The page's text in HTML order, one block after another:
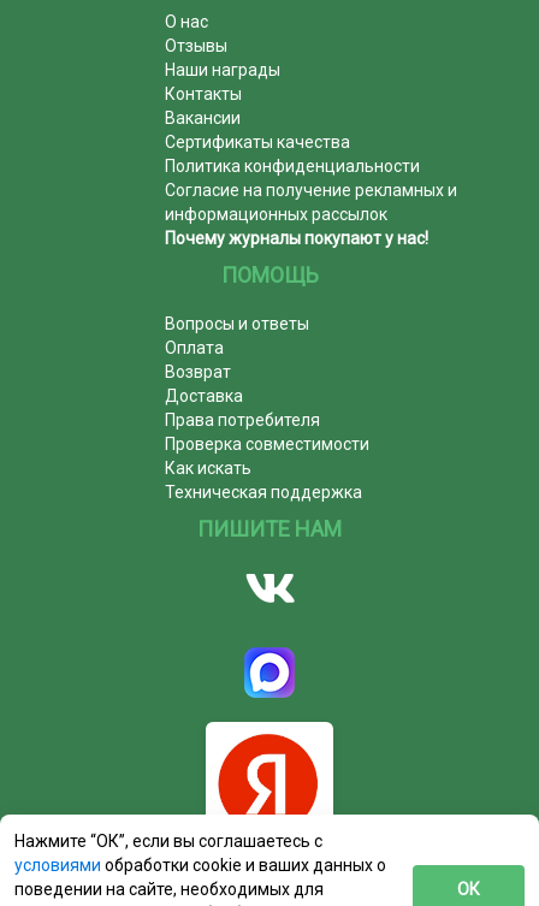
О нас
Отзывы
Наши награды
Контакты
Вакансии
Сертификаты качества
Политика конфиденциальности
Согласие на получение рекламных и
информационных рассылок
Почему журналы покупают у нас!
ПОМОЩЬ
Вопросы и ответы
Оплата
Возврат
Доставка
Права потребителя
Проверка совместимости
Как искать
Техническая поддержка
ПИШИТЕ НАМ
Нажмите “ОК”, если вы соглашаетесь с
условиями обработки cookie и ваших данных о
поведении на сайте, необходимых для
ОК